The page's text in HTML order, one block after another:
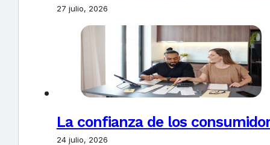
27 julio, 2026
La confianza de los
24 julio, 2026